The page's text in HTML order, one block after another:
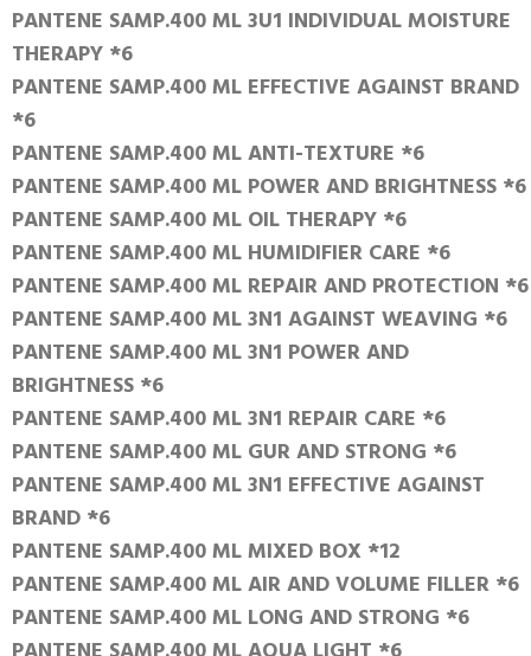
PANTENE SAMP.400 ML 3U1 INDIVIDUAL MOISTURE
THERAPY *6
PANTENE SAMP.400 ML EFFECTIVE AGAINST BRAND
*6
PANTENE SAMP.400 ML ANTI-TEXTURE *6
PANTENE SAMP.400 ML POWER AND BRIGHTNESS *6
PANTENE SAMP.400 ML OIL THERAPY *6
PANTENE SAMP.400 ML HUMIDIFIER CARE *6
PANTENE SAMP.400 ML REPAIR AND PROTECTION *6
PANTENE SAMP.400 ML 3N1 AGAINST WEAVING *6
PANTENE SAMP.400 ML 3N1 POWER AND
BRIGHTNESS *6
PANTENE SAMP.400 ML 3N1 REPAIR CARE *6
PANTENE SAMP.400 ML GUR AND STRONG *6
PANTENE SAMP.400 ML 3N1 EFFECTIVE AGAINST
BRAND *6
PANTENE SAMP.400 ML MIXED BOX *12
PANTENE SAMP.400 ML AIR AND VOLUME FILLER *6
PANTENE SAMP.400 ML LONG AND STRONG *6